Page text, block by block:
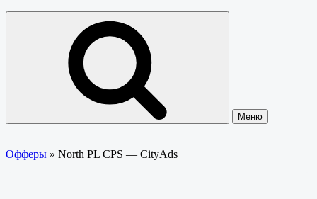
Меню
Офферы » North PL CPS — CityAds